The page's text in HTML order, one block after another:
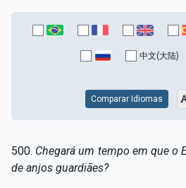
中文(大陆)
Comparar Idiomas
500. Chegará um tempo em que o
de anjos guardiães?